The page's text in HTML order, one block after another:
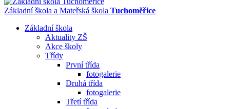
Základní škola a Mateřská škola Tuchoměřice
Základní škola
Aktuality ZŠ
Akce školy
Třídy
První třída
fotogalerie
Druhá třída
fotogalerie
Třetí třída